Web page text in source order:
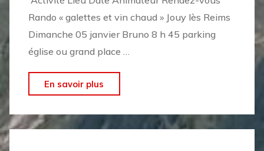
Rando « galettes et vin chaud » Jouy lès Reims
Dimanche 05 janvier Bruno 8 h 45 parking
église ou grand place …
En savoir plus
des